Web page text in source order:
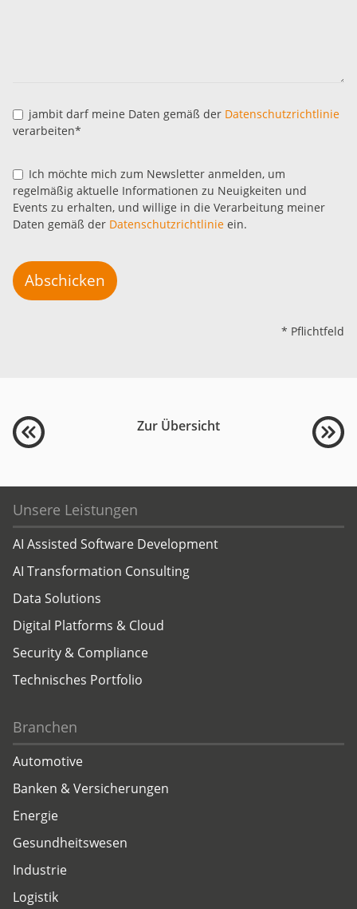
jambit darf meine Daten gemäß der Datenschutzrichtlinie
verarbeiten*
Ich möchte mich zum Newsletter anmelden, um
regelmäßig aktuelle Informationen zu Neuigkeiten und
Events zu erhalten, und willige in die Verarbeitung meiner
Daten gemäß der Datenschutzrichtlinie ein.
Abschicken
* Pflichtfeld
Zur Übersicht
Unsere Leistungen
AI Assisted Software Development
AI Transformation Consulting
Data Solutions
Digital Platforms & Cloud
Security & Compliance
Technisches Portfolio
Branchen
Automotive
Banken & Versicherungen
Energie
Gesundheitswesen
Industrie
Logistik